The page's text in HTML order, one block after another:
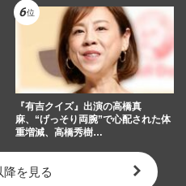
『有吉クイズ』出演の高橋真
麻、“げっそり両腕”で心配された体
重増減、高橋秀樹…
降を見る